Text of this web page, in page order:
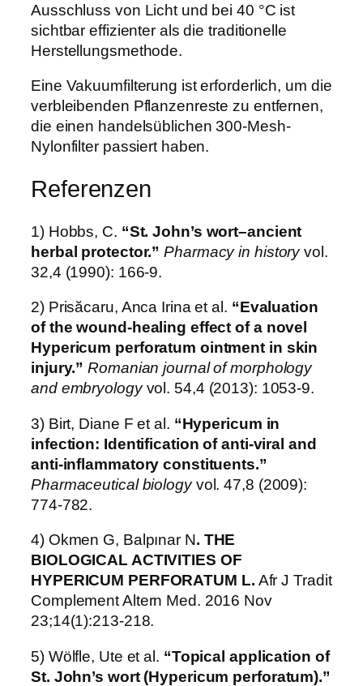
Ausschluss von Licht und bei 40 °C ist
sichtbar effizienter als die traditionelle
Herstellungsmethode.
Eine Vakuumfilterung ist erforderlich, um die
verbleibenden Pflanzenreste zu entfernen,
die einen handelsüblichen 300-Mesh-
Nylonfilter passiert haben.
Referenzen
1) Hobbs, C. “St. John’s wort–ancient
herbal protector.” Pharmacy in historyvol.
32,4 (1990): 166-9.
2) Prisăcaru, Anca Irina et al. “Evaluation
of the wound-healing effect of a novel
Hypericum perforatum ointment in skin
injury.” Romanian journal of morphology
and embryologyvol. 54,4 (2013): 1053-9.
3) Birt, Diane F et al. “Hypericum in
infection: Identification of anti-viral and
anti-inflammatory constituents.”
Pharmaceutical biologyvol. 47,8 (2009):
774-782.
4) Okmen G, Balpınar N. THE
BIOLOGICAL ACTIVITIES OF
HYPERICUM PERFORATUM L. Afr J Tradit
Complement Altern Med. 2016 Nov
23;14(1):213-218.
5) Wölfle, Ute et al. “Topical application of
St. John’s wort (Hypericum perforatum).”